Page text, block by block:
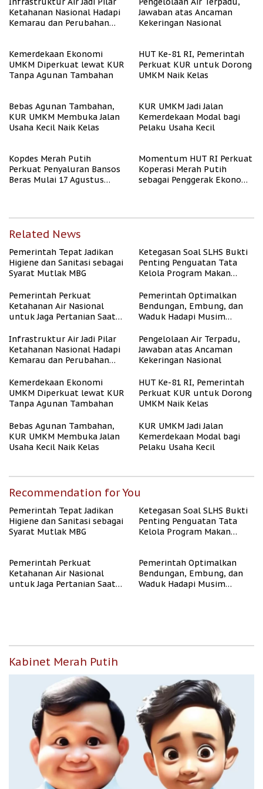
Ketahanan Nasional Hadapi
Kemarau dan Perubahan
Jawaban atas Ancaman
Kekeringan Nasional
Kemerdekaan Ekonomi
UMKM Diperkuat lewat KUR
Tanpa Agunan Tambahan
HUT Ke-81 RI, Pemerintah
Perkuat KUR untuk Dorong
UMKM Naik Kelas
Bebas Agunan Tambahan,
KUR UMKM Membuka Jalan
Usaha Kecil Naik Kelas
KUR UMKM Jadi Jalan
Kemerdekaan Modal bagi
Pelaku Usaha Kecil
Kopdes Merah Putih
Perkuat Penyaluran Bansos
Beras Mulai 17 Agustus
Momentum HUT RI Perkuat
Koperasi Merah Putih
sebagai Penggerak Ekonomi
Related News
Pemerintah Tepat Jadikan
Higiene dan Sanitasi sebagai
Syarat Mutlak MBG
Ketegasan Soal SLHS Bukti
Penting Penguatan Tata
Kelola Program Makan
Pemerintah Perkuat
Ketahanan Air Nasional
untuk Jaga Pertanian Saat
Pemerintah Optimalkan
Bendungan, Embung, dan
Waduk Hadapi Musim
Infrastruktur Air Jadi Pilar
Ketahanan Nasional Hadapi
Kemarau dan Perubahan
Pengelolaan Air Terpadu,
Jawaban atas Ancaman
Kekeringan Nasional
Kemerdekaan Ekonomi
UMKM Diperkuat lewat KUR
Tanpa Agunan Tambahan
HUT Ke-81 RI, Pemerintah
Perkuat KUR untuk Dorong
UMKM Naik Kelas
Bebas Agunan Tambahan,
KUR UMKM Membuka Jalan
Usaha Kecil Naik Kelas
KUR UMKM Jadi Jalan
Kemerdekaan Modal bagi
Pelaku Usaha Kecil
Recommendation for You
Pemerintah Tepat Jadikan
Higiene dan Sanitasi sebagai
Syarat Mutlak MBG
Ketegasan Soal SLHS Bukti
Penting Penguatan Tata
Kelola Program Makan
Pemerintah Perkuat
Ketahanan Air Nasional
untuk Jaga Pertanian Saat
Pemerintah Optimalkan
Bendungan, Embung, dan
Waduk Hadapi Musim
Kabinet Merah Putih